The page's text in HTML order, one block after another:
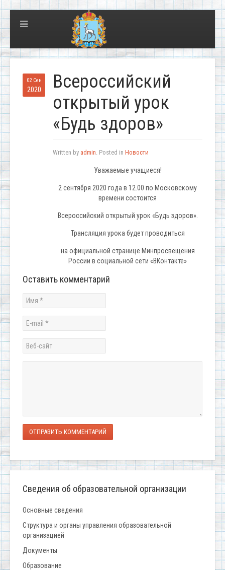
02 Сен
2020
Всероссийский
открытый урок
«Будь здоров»
Written by admin. Posted in Новости
Уважаемые учащиеся!
2 сентября 2020 года в 12.00 по Московскому
времени состоится
Всероссийский открытый урок «Будь здоров».
Трансляция урока будет проводиться
на официальной странице Минпросвещения
России в социальной сети «ВКонтакте»
Оставить комментарий
ОТПРАВИТЬ КОММЕНТАРИЙ
Сведения об образовательной организации
Основные сведения
Структура и органы управления образовательной
организацией
Документы
Образование